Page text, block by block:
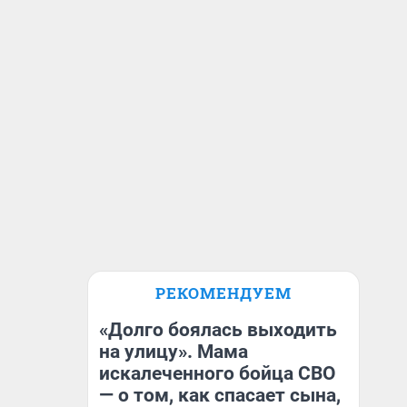
РЕКОМЕНДУЕМ
«Долго боялась выходить
на улицу». Мама
искалеченного бойца СВО
— о том, как спасает сына,